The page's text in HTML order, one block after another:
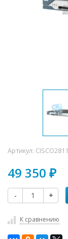
Артикул: CISCO2811
49 350 ₽
- +
К сравнению